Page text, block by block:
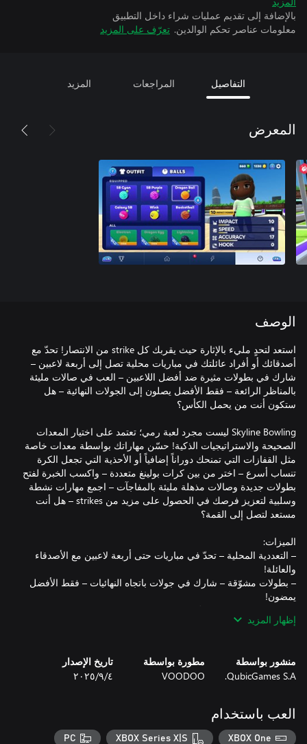
بالإضافة إلى تقديم عمليات شراء داخل التطبيق
معلومات عناصر تحكم الوالدين. تعرّف على المزيد
التفاصيل المراجعات المزيد
المعرض
الوصف
استعد لتحدٍ مليء بالإثارة حيث يقربك كل strike من الانتصار! تحدّ مع
أصدقائك أو أفراد عائلتك في مباريات محلية تصل إلى أربعة لاعبين –
شارك في بطولات مثيرة ضد أفضل اللاعبين – العب في صالات مليئة
بالمناظر الرائعة – فقط الأفضل يصلون إلى الجولات النهائية – هل
Skyline Bowling ليست مجرد لعبة رمي؛ تعتمد على اختيار المعدات
الصحيحة والاستراتيجيات الذكية! حسّن مهاراتك بواسطة معدات خاصة
مثل القفازات التي تمنحك دوراناً إضافياً أو الأحذية التي تجعل الكرة
تنساب أسرع – اختر من بين كرات بولينغ متعددة – واكسب الخبرة لفتح
بطولات جديدة وصالات مذهلة مليئة بالمفاجآت – اجمع مهارات نشطة
وسلبية لتعزيز فرصك في الحصول على مزيد من strikes – هل أنت
– التعددية المحلية – تحدّ في مباريات حتى أربعة لاعبين مع الأصدقاء
– بطولات مشوّقة – شارك في جولات باتجاه النهائيات – فقط الأفضل
إظهار المزيد
منشور بواسطة
QubicGames S.A.
مطورة بواسطة
VOODOO
تاريخ الإصدار
٤‏/٩‏/٢٠٢٥
العب باستخدام
XBOX One
XBOX Series X|S
PC